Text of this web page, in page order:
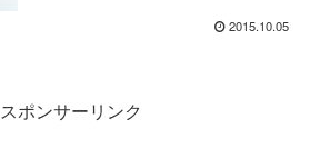
2015.10.05
スポンサーリンク